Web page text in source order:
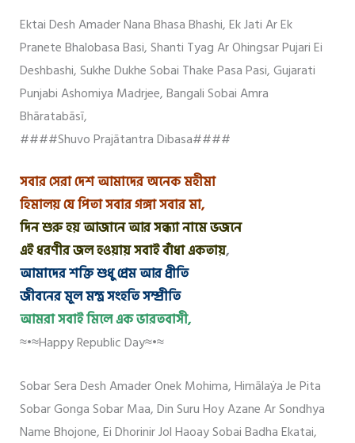
Ektai Desh Amader Nana Bhasa Bhashi, Ek Jati Ar Ek
Pranete Bhalobasa Basi, Shanti Tyag Ar Ohingsar Pujari Ei
Deshbashi, Sukhe Dukhe Sobai Thake Pasa Pasi, Gujarati
Punjabi Ashomiya Madrjee, Bangali Sobai Amra
Bhāratabāsī,
####Shuvo Prajātantra Dibasa####
সবার সেরা দেশ আমাদের অনেক মহীমা
হিমালয় যে পিতা সবার গঙ্গা সবার মা,
দিন শুরু হয় আজানে আর সন্ধ্যা নামে ভজনে
এই ধরণীর জল হওয়ায় সবাই বাঁধা একতায়,
আমাদের শক্তি শুধু প্রেম আর প্রীতি
জীবনের মূল মন্ত্র সংহতি সম্প্রীতি
আমরা সবাই মিলে এক ভারতবাসী,
≈•≈Happy Republic Day≈•≈
Sobar Sera Desh Amader Onek Mohima, Himālaẏa Je Pita
Sobar Gonga Sobar Maa, Din Suru Hoy Azane Ar Sondhya
Name Bhojone, Ei Dhorinir Jol Haoay Sobai Badha Ekatai,